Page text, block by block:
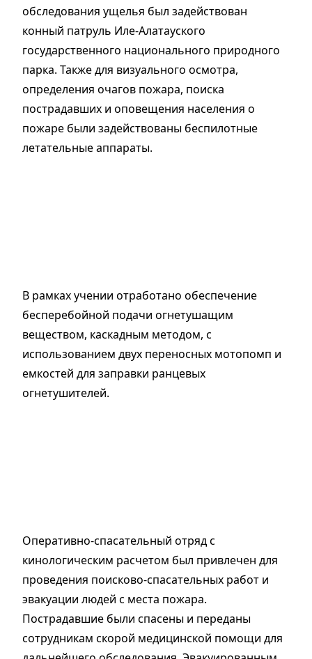
обследования ущелья был задействован
конный патруль Иле-Алатауского
государственного национального природного
парка. Также для визуального осмотра,
определения очагов пожара, поиска
пострадавших и оповещения населения о
пожаре были задействованы беспилотные
летательные аппараты.
В рамках учении отработано обеспечение
бесперебойной подачи огнетушащим
веществом, каскадным методом, с
использованием двух переносных мотопомп и
емкостей для заправки ранцевых
огнетушителей.
Оперативно-спасательный отряд с
кинологическим расчетом был привлечен для
проведения поисково-спасательных работ и
эвакуации людей с места пожара.
Пострадавшие были спасены и переданы
сотрудникам скорой медицинской помощи для